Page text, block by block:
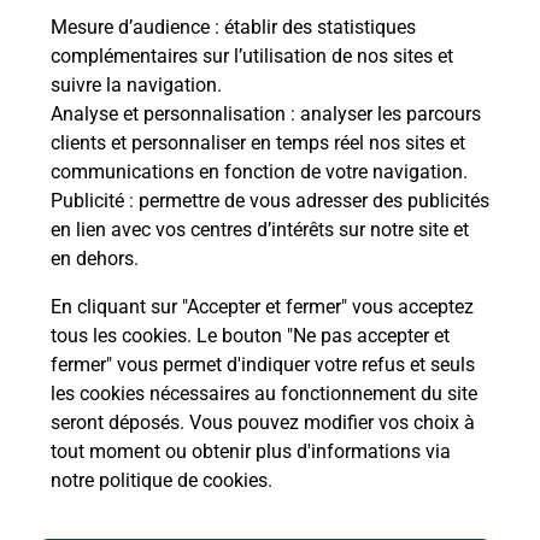
Mesure d’audience : établir des statistiques
complémentaires sur l’utilisation de nos sites et
suivre la navigation.
Analyse et personnalisation : analyser les parcours
clients et personnaliser en temps réel nos sites et
communications en fonction de votre navigation.
Publicité : permettre de vous adresser des publicités
en lien avec vos centres d’intérêts sur notre site et
en dehors.
En cliquant sur "Accepter et fermer" vous acceptez
tous les cookies. Le bouton "Ne pas accepter et
fermer" vous permet d'indiquer votre refus et seuls
les cookies nécessaires au fonctionnement du site
seront déposés. Vous pouvez modifier vos choix à
tout moment ou obtenir plus d'informations via
notre politique de cookies.
Boîte aux Lettres La Poste
Collecte du courrier aujourd'hui à 08h30
Rue Joachim Du Bellay
49190
Rochefort Sur Loire
Itinéraire
Le lien s'ouvre dans un nouvel onglet
Localiser Liste Boîtes aux lettres
Maine-et-Loire
Rochefort Sur Loire